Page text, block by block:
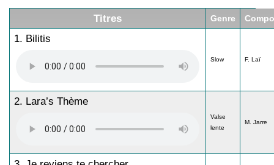
Titres Genre
1. Bilitis
Slow F. Laï
2. Lara’s Thème
Valse
lente
M. Jarre